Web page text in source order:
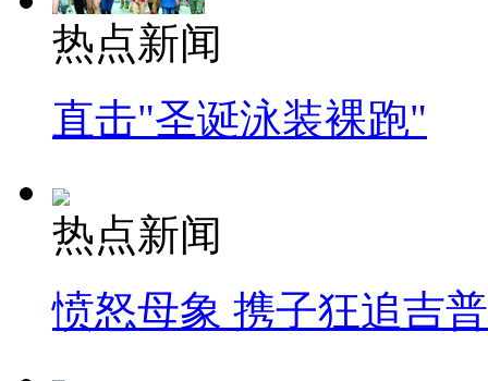
热点新闻
直击"圣诞泳装裸跑"
热点新闻
愤怒母象 携子狂追吉